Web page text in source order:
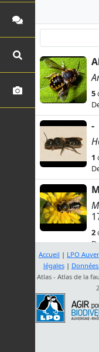
5
-
1
2
-
Accueil | LPO
légales|
Atlas - Atlas de la